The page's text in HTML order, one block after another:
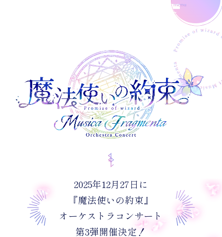
2025年12月27日に
『魔法使いの約束』
オーケストラコンサート
第3弾開催決定！